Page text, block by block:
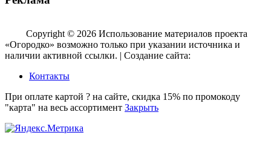
Copyright © 2026 Использование материалов проекта
«Огородко» возможно только при указании источника и
наличии активной ссылки. | Создание сайта:
Контакты
При оплате картой ? на сайте, скидка 15% по промокоду
"карта" на весь ассортимент Закрыть